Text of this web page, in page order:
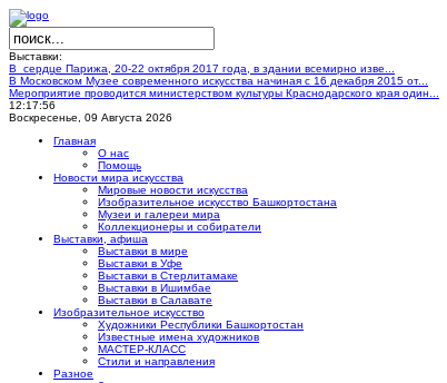
Выставки:
В сердце Парижа, 20-22 октября 2017 года, в здании всемирно изве...
В Московском Музее современного искусства начиная с 16 декабря 2015 от...
Мероприятие проводится министерством культуры Краснодарского края один...
12:17:57
Воскресенье, 09 Августа 2026
Главная
О нас
Помощь
Новости мира искусства
Мировые новости искусства
Изобразительное искусство Башкортостана
Музеи и галереи мира
Коллекционеры и собиратели
Выставки, афиша
Выставки в мире
Выставки в Уфе
Выставки в Стерлитамаке
Выставки в Ишимбае
Выставки в Салавате
Изобразительное искусство
Художники Республики Башкортостан
Известные имена художников
МАСТЕР-КЛАСС
Стили и направления
Разное